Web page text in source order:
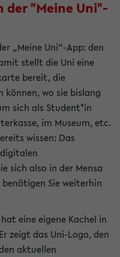
der "Meine Uni"-
„Meine Uni“-App: den
stellt die Uni eine
bereit, die
können, wo sie bislang
sich als Student*in
im Museum, etc.
wissen: Das
sich also in der Mensa
Sie weiterhin
eine eigene Kachel in
zeigt das Uni-Logo, den
aktuellen